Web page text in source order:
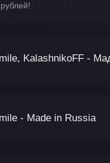
KalashnikoFF -
- Made in Russia